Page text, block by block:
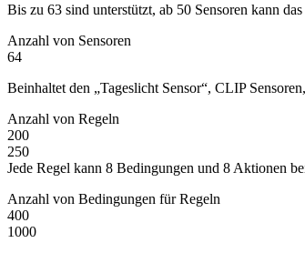
Bis zu 63 sind unterstützt, ab 50 Sensoren kann
Anzahl von Sensoren
64
Beinhaltet den „Tageslicht Sensor“, CLIP
Anzahl von Regeln
200
250
Jede Regel kann 8 Bedingungen und 8 Aktionen
Anzahl von Bedingungen für Regeln
400
1000